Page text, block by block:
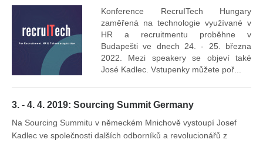
Konference RecruITech Hungary
zaměřená na technologie využívané v
HR a recruitmentu proběhne v
Budapešti ve dnech 24. - 25. března
2022. Mezi speakery se objeví také
José Kadlec. Vstupenky můžete poř...
3. - 4. 4. 2019: Sourcing Summit Germany
Na Sourcing Summitu v německém Mnichově vystoupí Josef
Kadlec ve společnosti dalších odborníků a revolucionářů z